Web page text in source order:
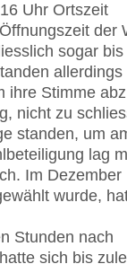
Uhr Ortszeit
der
sogar
ihre Stimme
nicht zu
standen, um
lag
Im Dezember
wurde,
Stunden nach
sich bis